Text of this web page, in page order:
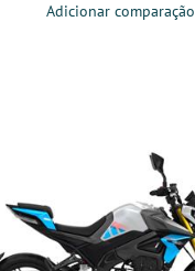
Adicionar comparação